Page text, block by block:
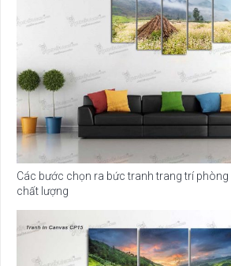
Các bước chọn ra bức tranh trang trí phòng
chất lượng